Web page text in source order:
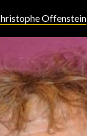
Offenstein